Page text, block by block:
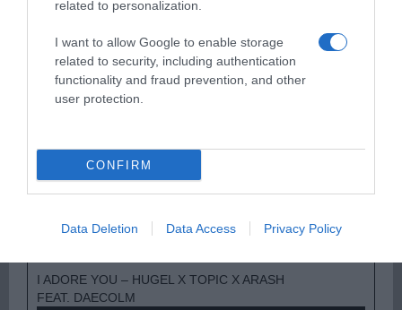
related to personalization.
I want to allow Google to enable storage
related to security, including authentication
functionality and fraud prevention, and other
user protection.
CONFIRM
Data Deletion Data Access Privacy Policy
ΝΙΚΟΣ
I ADORE YOU – HUGEL X TOPIC X ARASH
FEAT. DAECOLM